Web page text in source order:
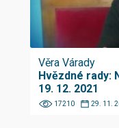
Věra Várady
Hvězdné rady:
19. 12. 2021
17210 29. 11.